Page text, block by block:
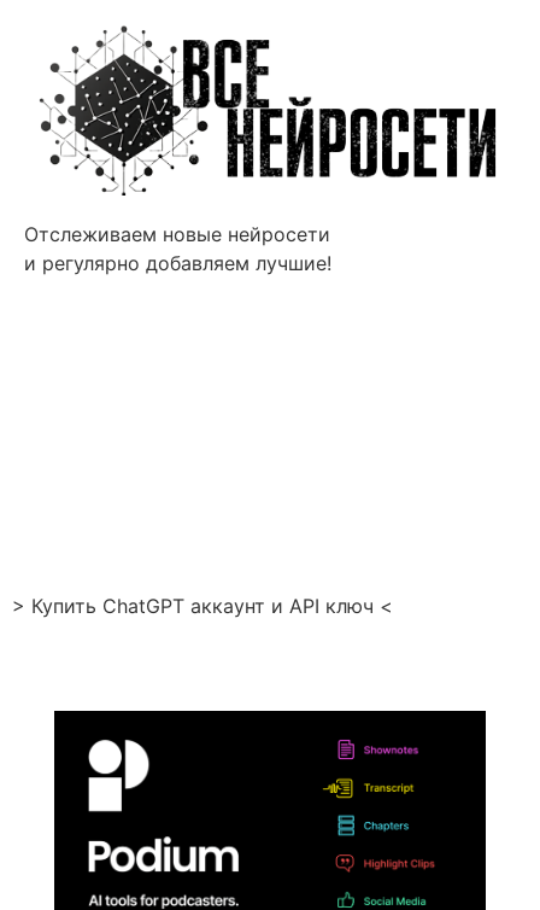
Отслеживаем новые нейросети
и регулярно добавляем лучшие!
> Купить ChatGPT аккаунт и API ключ <